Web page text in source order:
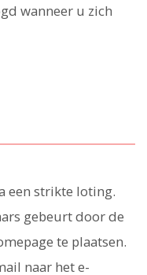
wanneer u zich
een strikte loting.
gebeurt door de
te plaatsen.
naar het e-